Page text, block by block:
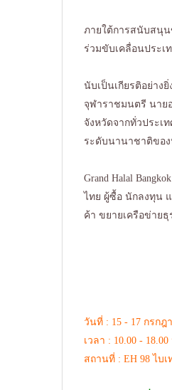
ภายใต้การสนับสนุน
ร่วมขับเคลื่อนประเ
นับเป็นเกียรติอย่างยิ่
จุฬาราชมนตรี นาย
จังหวัดจากทั่วประเ
ระดับนานาชาติของ
Grand Halal
ไทย ผู้ซื้อ นักลงทุน
ค้า ขยายเครือข่าย
วันที่ : 15 - 17 กรกฎ
เวลา : 10.00 - 18.00
สถานที่ : EH 98 ไบ